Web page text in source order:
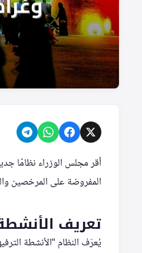
أقر مجلس الوزراء نظامًا
المفروضة على المرخصين
تعريف
يُعرّف النظام “الأنشطة